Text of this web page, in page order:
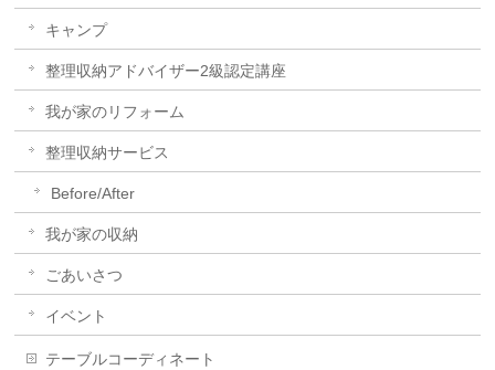
キャンプ
整理収納アドバイザー2級認定講座
我が家のリフォーム
整理収納サービス
Before/After
我が家の収納
ごあいさつ
イベント
テーブルコーディネート